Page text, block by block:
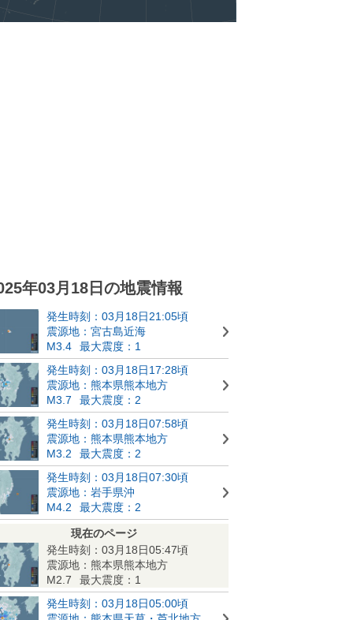
年03月18日の地震情報
発生時刻：03月18日21:05頃
震源地：宮古島近海
M3.4
最大震度：1
発生時刻：03月18日17:28頃
震源地：熊本県熊本地方
M3.7
最大震度：2
発生時刻：03月18日07:58頃
震源地：熊本県熊本地方
M3.2
最大震度：2
発生時刻：03月18日07:30頃
震源地：岩手県沖
M4.2
最大震度：2
現在のページ
発生時刻：03月18日05:47頃
震源地：熊本県熊本地方
M2.7
最大震度：1
発生時刻：03月18日05:00頃